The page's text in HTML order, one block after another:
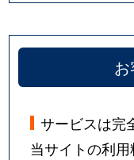
サービスは完
当サイトの利